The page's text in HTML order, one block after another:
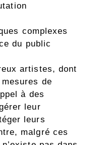
complexes
du public
artistes, dont
de
à des
leur
leurs
malgré ces